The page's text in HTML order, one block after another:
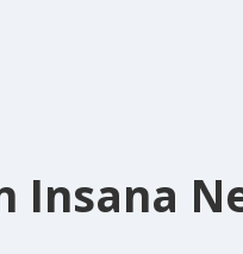
Insana